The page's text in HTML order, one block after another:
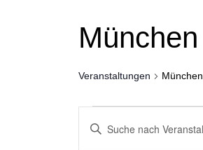
München
Veranstaltungen München
Suche
Schlüsselwort